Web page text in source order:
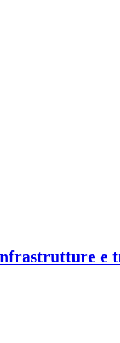
e